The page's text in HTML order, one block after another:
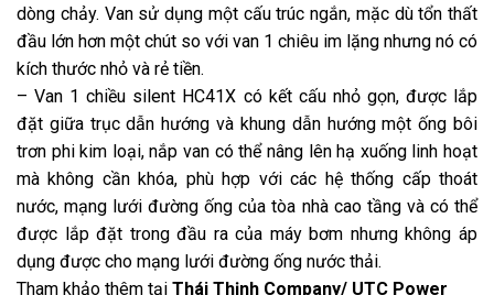
dòng chảy. Van sử dụng một cấu trúc ngắn, mặc dù tổn thất
đầu lớn hơn một chút so với van 1 chiêu im lặng nhưng nó có
kích thước nhỏ và rẻ tiền.
– Van 1 chiều silent HC41X có kết cấu nhỏ gọn, được lắp
đặt giữa trục dẫn hướng và khung dẫn hướng một ống bôi
trơn phi kim loại, nắp van có thể nâng lên hạ xuống linh hoạt
mà không cần khóa, phù hợp với các hệ thống cấp thoát
nước, mạng lưới đường ống của tòa nhà cao tầng và có thể
được lắp đặt trong đầu ra của máy bơm nhưng không áp
dụng được cho mạng lưới đường ống nước thải.
Tham khảo thêm tại Thái Thịnh Company/ UTC Power